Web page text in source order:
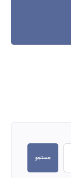
جستجو